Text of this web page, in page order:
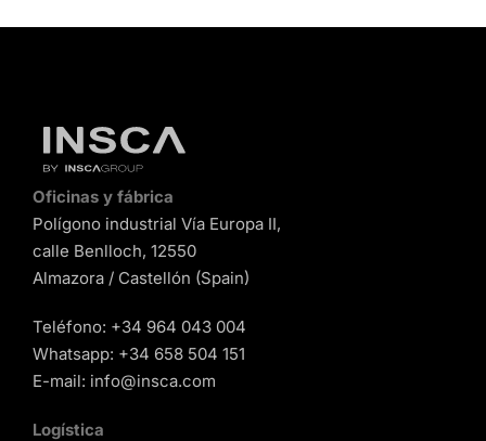
Oficinas y fábrica
Polígono industrial Vía Europa II,
calle Benlloch, 12550
Almazora / Castellón (Spain)
Teléfono: +34 964 043 004
Whatsapp: +34 658 504 151
E-mail: info@insca.com
Logística